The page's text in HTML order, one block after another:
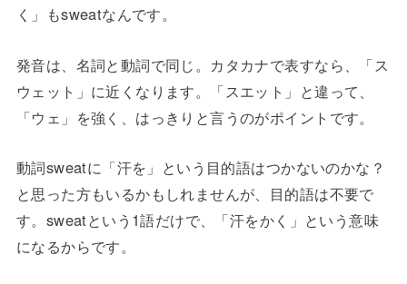
く」もsweatなんです。
発音は、名詞と動詞で同じ。カタカナで表すなら、「ス
ウェット」に近くなります。「スエット」と違って、
「ウェ」を強く、はっきりと言うのがポイントです。
動詞sweatに「汗を」という目的語はつかないのかな？
と思った方もいるかもしれませんが、目的語は不要で
す。sweatという1語だけで、「汗をかく」という意味
になるからです。